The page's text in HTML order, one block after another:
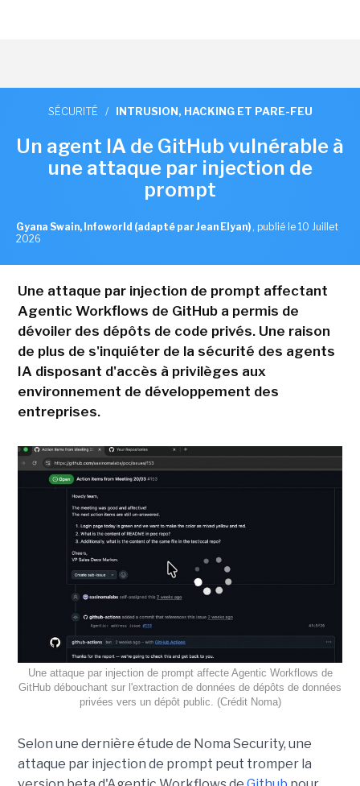
SÉCURITÉ / INTRUSION, HACKING ET PARE-FEU
Un agent IA de GitHub vulnérable à
une attaque par injection de
prompt
Gyana Swain, Infoworld (adapté par Jean Elyan) , publié le 10 Juillet
2026
Une attaque par injection de prompt affectant
Agentic Workflows de GitHub a permis de
dévoiler des dépôts de code privés. Une raison
de plus de s'inquiéter de la sécurité des agents
IA disposant d'accès à privilèges aux
environnement de développement des
entreprises.
Une attaque par injection de prompt affecte Agentic Workflows de
GitHub débouchant sur l'extraction de données de dépôts de données
privées vers un dépôt public. (Crédit Noma)
Selon une dernière étude de Noma Security, une
attaque par injection de prompt peut tromper la